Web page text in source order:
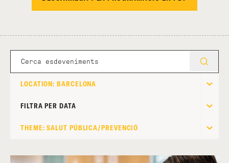
LOCATION: BARCELONA
FILTRA PER DATA
THEME: SALUT PÚBLICA/PREVENCIÓ